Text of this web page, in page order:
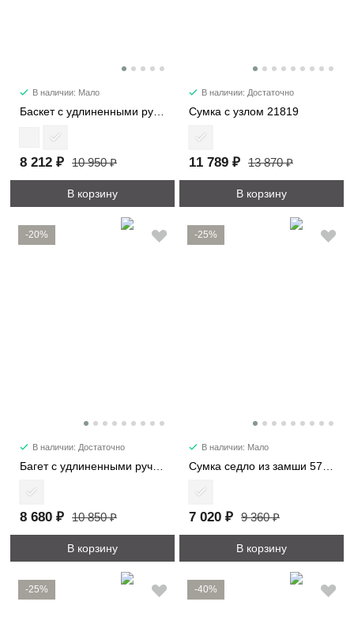
В наличии: Мало
Баскет с удлиненными ручками 30052
8 212 ₽ 10 950 ₽
В корзину
В наличии: Достаточно
Сумка с узлом 21819
11 789 ₽ 13 870 ₽
В корзину
-20%
В наличии: Достаточно
8 680 ₽ 10 850 ₽
В корзину
-25%
В наличии: Мало
7 020 ₽ 9 360 ₽
В корзину
-25% -40%